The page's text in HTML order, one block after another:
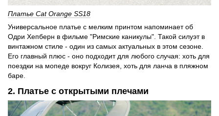
Платье Cat Orange SS18
Универсальное платье с мелким принтом напоминает об
Одри Хепберн в фильме "Римские каникулы". Такой силуэт в
винтажном стиле - один из самых актуальных в этом сезоне.
Его главный плюс - оно подходит для любого случая: хоть для
поездки на мопеде вокруг Колизея, хоть для ланча в пляжном
баре.
2. Платье с открытыми плечами